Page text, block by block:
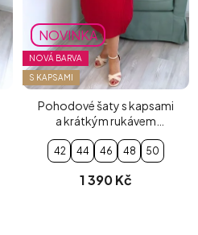
NOVINKA
NOVÁ BARVA
S KAPSAMI
Pohodové šaty s kapsami
a krátkým rukávem
červené
42 44 46 48 50
1 390 Kč